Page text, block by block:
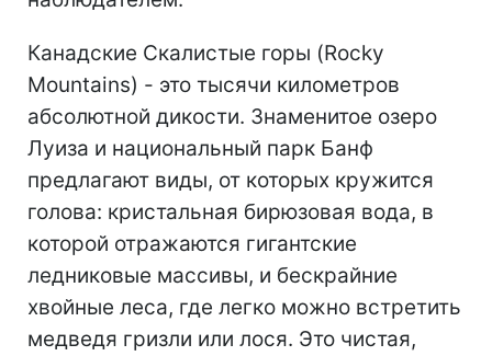
Канадские Скалистые горы (Rocky
Mountains) - это тысячи километров
абсолютной дикости. Знаменитое озеро
Луиза и национальный парк Банф
предлагают виды, от которых кружится
голова: кристальная бирюзовая вода, в
которой отражаются гигантские
ледниковые массивы, и бескрайние
хвойные леса, где легко можно встретить
медведя гризли или лося. Это чистая,